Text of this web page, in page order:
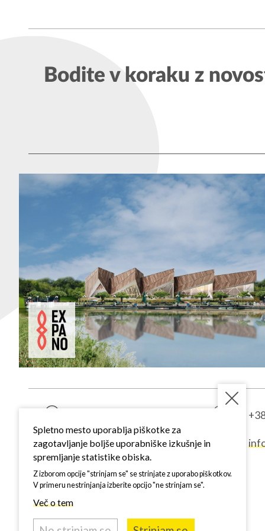
9000
SI -
Bodite v koraku z
9000 Murska Sobota
SI - Slovenija
1. vhod, 3. nadstropje
Spletno mesto uporablja piškotke za
zagotavljanje boljše uporabniške izkušnje in
spremljanje statistike obiska.
Z izborom opcije "strinjam se" se strinjate z uporabo piškotkov.
V primeru nestrinjanja izberite opcijo "ne strinjam se".
Več o tem